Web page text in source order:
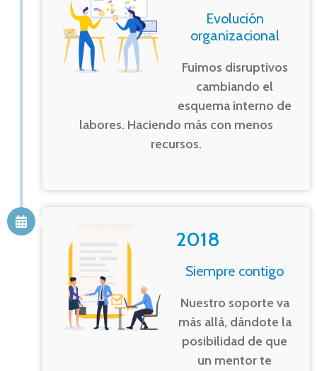
Evolución
organizacional
Fuimos disruptivos
cambiando el
esquema interno de
labores. Haciendo más con menos
recursos.
2018
Siempre contigo
Nuestro soporte va
más allá, dándote la
posibilidad de que
un mentor te